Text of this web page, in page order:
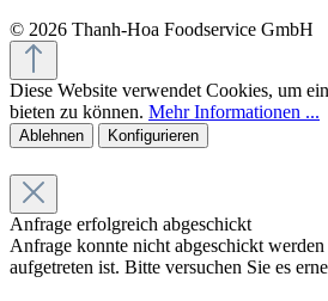
© 2026 Thanh-Hoa Foodservice GmbH
Diese Website verwendet Cookies, um
bieten zu können. Mehr Informationen ...
Ablehnen Konfigurieren
Anfrage erfolgreich abgeschickt
Anfrage konnte nicht abgeschickt
aufgetreten ist. Bitte versuchen Sie es